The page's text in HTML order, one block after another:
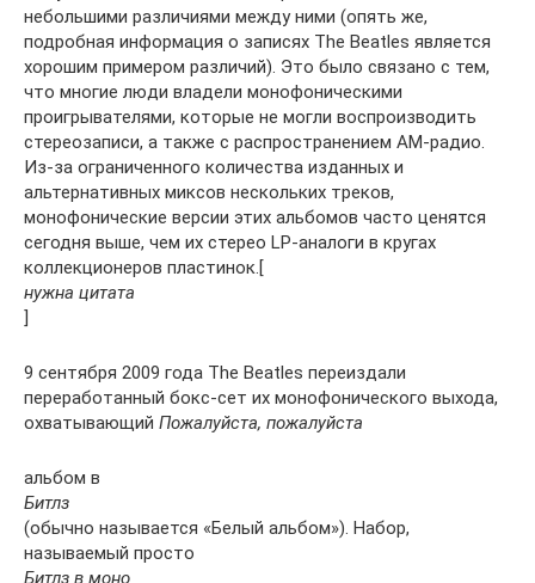
небольшими различиями между ними (опять же,
подробная информация о записях The Beatles является
хорошим примером различий). Это было связано с тем,
что многие люди владели монофоническими
проигрывателями, которые не могли воспроизводить
стереозаписи, а также с распространением AM-радио.
Из-за ограниченного количества изданных и
альтернативных миксов нескольких треков,
монофонические версии этих альбомов часто ценятся
сегодня выше, чем их стерео LP-аналоги в кругах
коллекционеров пластинок.[
нужна цитата
]
9 сентября 2009 года The Beatles переиздали
переработанный бокс-сет их монофонического выхода,
охватывающий Пожалуйста, пожалуйста
альбом в
Битлз
(обычно называется «Белый альбом»). Набор,
называемый просто
Битлз в моно